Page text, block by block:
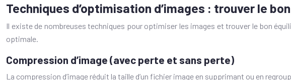
Techniques d’optimisation d’images : trouver le
Il existe de nombreuses techniques pour optimiser les images et trouver le bon
optimale.
Compression d’image (avec perte et sans perte)
La compression d’image réduit la taille d’un fichier image en supprimant ou en